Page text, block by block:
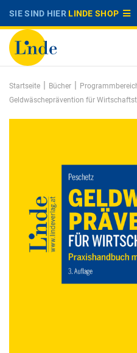
SIE SIND HIERLINDE SHOP
Startseite | Bücher |
Geldwäscheprävention für